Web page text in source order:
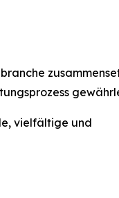
vielfältige und